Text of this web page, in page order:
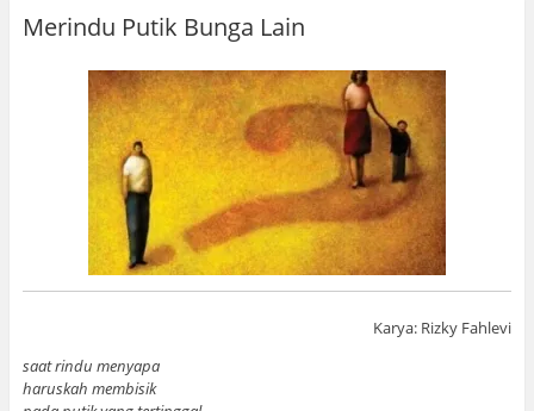
Merindu Putik Bunga Lain
Karya: Rizky Fahlevi
saat rindu menyapa
haruskah membisik